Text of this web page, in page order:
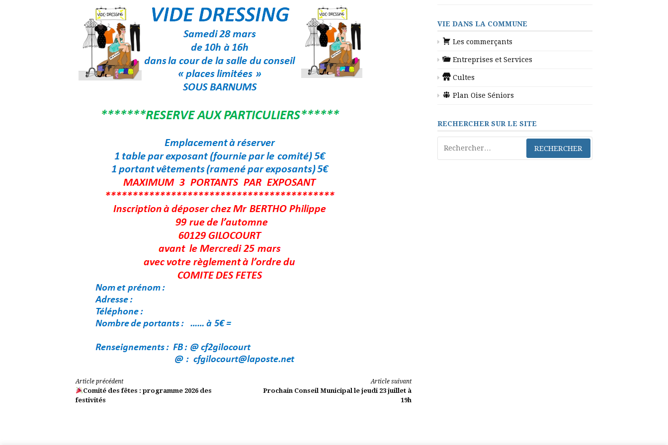
Lire
la
Article précédent
Comité des fêtes : programme 2026 des
festivités
Article suivant
Prochain Conseil Municipal le jeudi 23 juillet à
19h
VIE DANS LA COMMUNE
Les commerçants
Entreprises et Services
Cultes
Plan Oise Séniors
RECHERCHER SUR LE SITE